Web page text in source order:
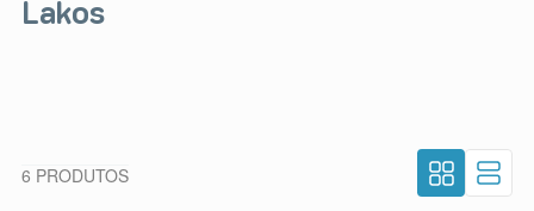
3º dipirona
Lakos
6 PRODUTOS